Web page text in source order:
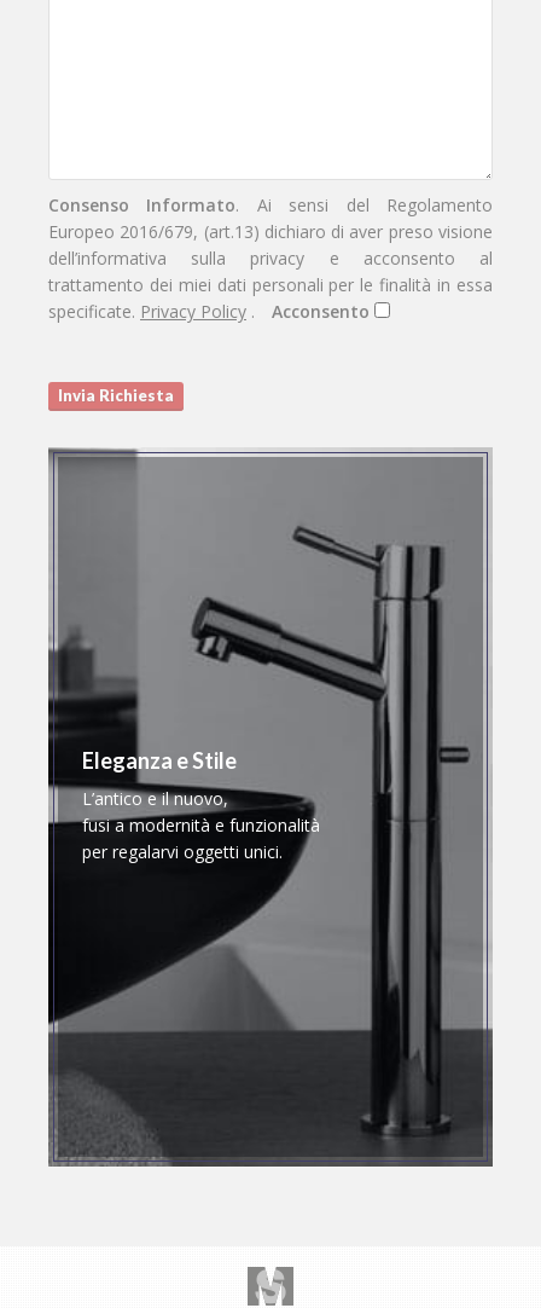
Consenso Informato. Ai sensi del Regolamento
Europeo 2016/679, (art.13) dichiaro di aver preso visione
dell’informativa sulla privacy e acconsento al
trattamento dei miei dati personali per le finalità in essa
specificate. Privacy Policy . Acconsento
Eleganza e Stile
L’antico e il nuovo,
fusi a modernità e funzionalità
per regalarvi oggetti unici.